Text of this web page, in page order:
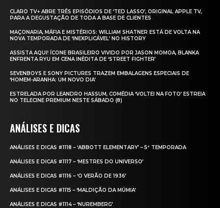
CLARO TV+ ABRE TRÊS EPISÓDIOS DE ‘TED LASSO’, ORIGINAL APPLE TV,
PARA A DEGUSTAÇÃO DE TODA A BASE DE CLIENTES
MAÇONARIA, MÁFIA E MISTÉRIOS: WILLIAM SHATNER ESTÁ DE VOLTA NA
NOVA TEMPORADA DE ‘INEXPLICÁVEL’ NO HISTORY
ASSISTA AQUI! ÍCONE BRASILEIRO VIVIDO POR JASON MOMOA, BLANKA
ENFRENTA RYU EM CENA INÉDITA DE ‘STREET FIGHTER’
SEVENBOYS E SONY PICTURES TRAZEM EMBALAGENS ESPECIAIS DE
‘HOMEM-ARANHA: UM NOVO DIA’
ESTRELADA POR LEANDRO HASSUM, COMÉDIA ‘VOLTEI NA FOTO’ ESTREIA
NO TELECINE PREMIUM NESTE SÁBADO (8)
ANÁLISES E DICAS
ANÁLISES E DICAS #1118 – ‘ABBOTT ELEMENTARY’ – 5ª TEMPORADA
ANÁLISES E DICAS #1117 – ‘MESTRES DO UNIVERSO’
ANÁLISES E DICAS #1116 – ‘O VERÃO DE 1936’
ANÁLISES E DICAS #1115 – ‘MALDIÇÃO DA MÚMIA’
ANÁLISES E DICAS #1114 – ‘NUREMBERG’